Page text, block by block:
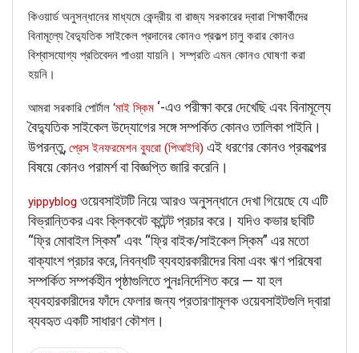
কিওয়ার্ড অনুসন্ধানের মাধ্যমে কেন্দ্রীয় বা রাজ্য সরকারের দ্বারা শিক্ষার্থীদের
বিনামূল্যে বৈদ্যুতিক সাইকেল প্রদানের কোনও প্রকল্প চালু করার কোনও
বিশ্বাসযোগ্য প্রতিবেদন পাওয়া যায়নি। সম্প্রতি এমন কোনও ঘোষণা করা
হয়নি।
আমরা সরকারি পোর্টাল ‘মাই স্কিম ‘-এও পরীক্ষা করে দেখেছি এবং বিনামূল্যে
বৈদ্যুতিক সাইকেল উদ্যোগের সঙ্গে সম্পর্কিত কোনও তালিকা পাইনি।
উপরন্তু, প্রেস ইনফরমেশন ব্যুরো (পিআইবি) এই ধরণের কোনও প্রকল্পের
বিষয়ে কোনও পরামর্শ বা বিজ্ঞপ্তি জারি করেনি।
yippyblog ওয়েবসাইটটি নিয়ে আরও অনুসন্ধানে দেখা গিয়েছে যে এটি
বিভ্রান্তিকর এবং ক্লিকবেট কন্টেন্ট প্রচার করে। যদিও কভার ছবিটি
“ফ্রি মোবাইল স্কিম” এবং “ফ্রি বাইক/সাইকেল স্কিম” এর মতো
বাক্যাংশ প্রচার করে, নিবন্ধটি ব্যবহারকারীদের বিমা এবং ঋণ পরিষেবা
সম্পর্কিত সম্পর্কহীন পৃষ্ঠাগুলিতে পুনঃনির্দেশিত করে — যা হল
ব্যবহারকারীদের ফাঁদে ফেলার জন্য প্রতারণামূলক ওয়েবসাইটগুলি দ্বারা
ব্যবহৃত একটি সাধারণ কৌশল।